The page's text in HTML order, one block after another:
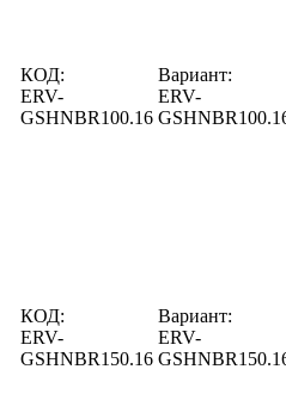
КОД:
ERV-
GSHNBR100.16
Вариант:
ERV-
КОД:
ERV-
GSHNBR150.16
Вариант:
ERV-